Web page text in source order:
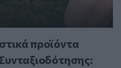
προϊόντα